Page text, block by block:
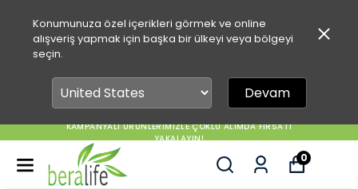
Konumunuza özel içerikleri görmek ve online
alışveriş yapmak için başka bir ülkeyi veya bölgeyi
seçin.
Devam
KAMPANYALI ÜRÜNLERİMİZLE ÇOKLU ALIMDA FIRSATI
YAKALAYIN!
0